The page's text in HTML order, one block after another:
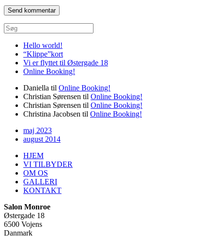
Send kommentar
Hello world!
“Klippe”kort
Vi er flyttet til Østergade 18
Online Booking!
Daniella til Online Booking!
Christian Sørensen til Online Booking!
Christian Sørensen til Online Booking!
Christina Jacobsen til Online Booking!
maj 2023
august 2014
HJEM
VI TILBYDER
OM OS
GALLERI
KONTAKT
Salon Monroe
Østergade 18
6500 Vojens
Danmark